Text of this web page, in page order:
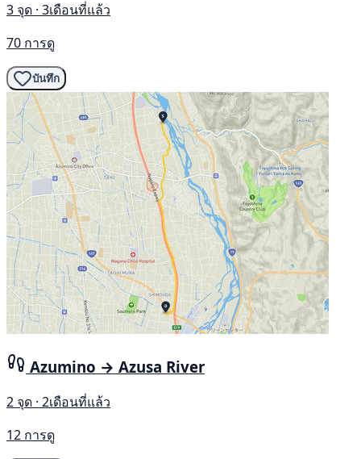
3 จุด · 3เดือนที่แล้ว
70 การดู
บันทึก
Azumino → Azusa River
2 จุด · 2เดือนที่แล้ว
12 การดู